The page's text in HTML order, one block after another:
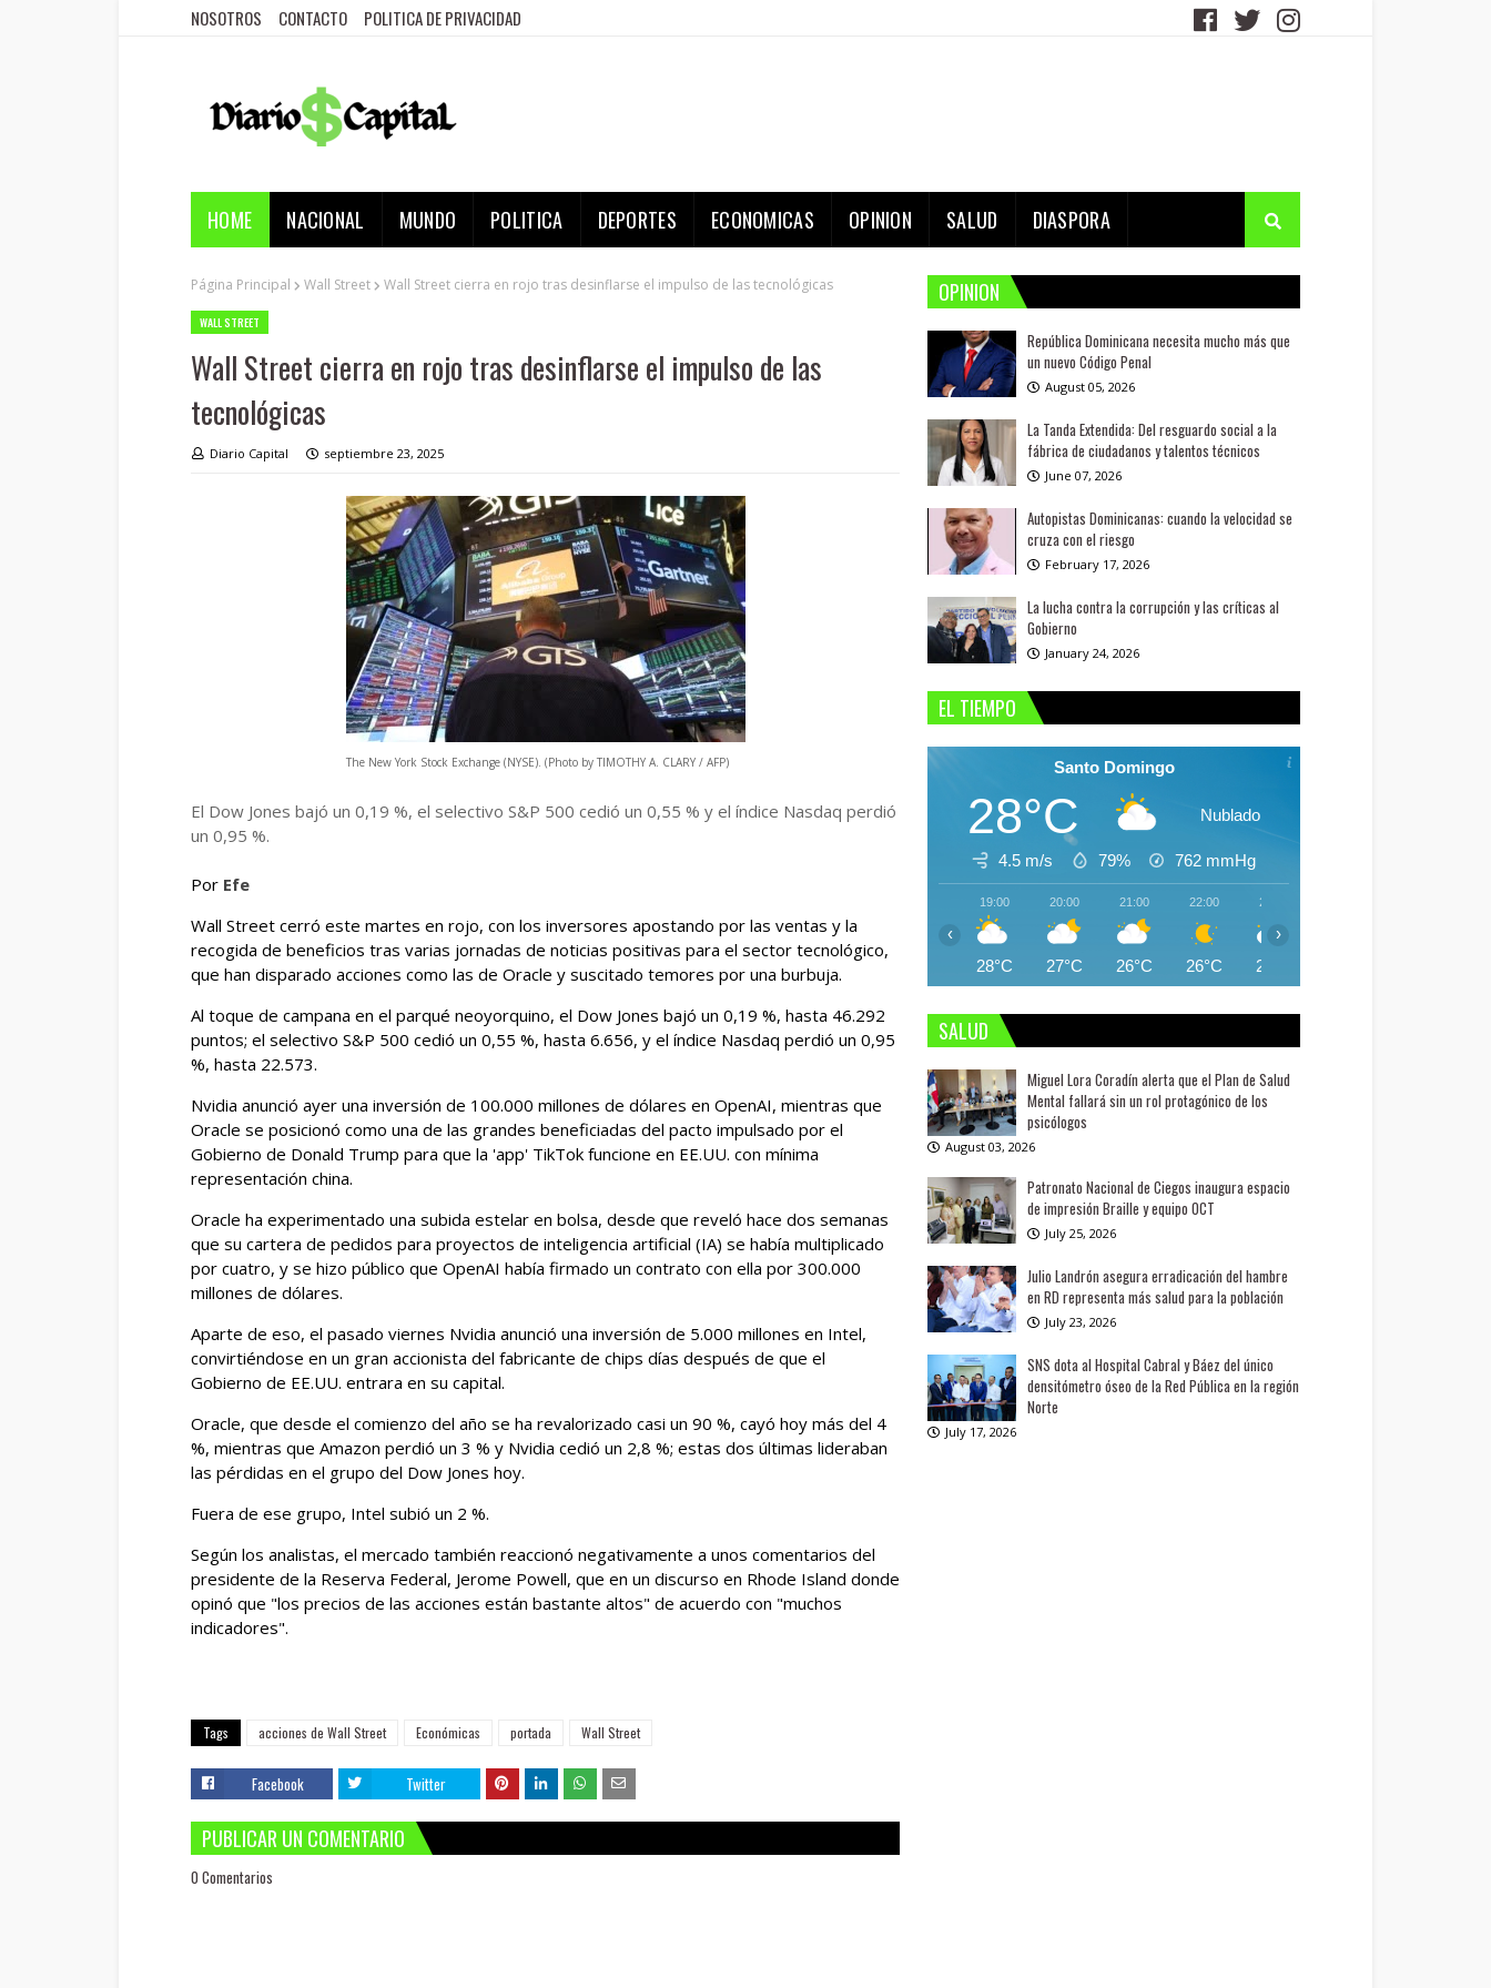
NOSOTROS CONTACTO POLITICA DE PRIVACIDAD
HOME NACIONAL MUNDO POLITICA DEPORTES ECONOMICAS OPINION SALUD DIASPORA
Página Principal Wall Street Wall Street cierra en rojo tras desinflarse el impulso de las tecnológicas
WALL STREET
Wall Street cierra en rojo tras desinflarse el impulso de las
tecnológicas
Diario Capital septiembre 23, 2025
The New York Stock Exchange (NYSE). (Photo by TIMOTHY A. CLARY / AFP)
El Dow Jones bajó un 0,19 %, el selectivo S&P 500 cedió un 0,55 % y el índice Nasdaq perdió
un 0,95 %.
Por Efe
Wall Street cerró este martes en rojo, con los inversores apostando por las ventas y la
recogida de beneficios tras varias jornadas de noticias positivas para el sector tecnológico,
que han disparado acciones como las de Oracle y suscitado temores por una burbuja.
Al toque de campana en el parqué neoyorquino, el Dow Jones bajó un 0,19 %, hasta 46.292
puntos; el selectivo S&P 500 cedió un 0,55 %, hasta 6.656, y el índice Nasdaq perdió un 0,95
%, hasta 22.573.
Nvidia anunció ayer una inversión de 100.000 millones de dólares en OpenAI, mientras que
Oracle se posicionó como una de las grandes beneficiadas del pacto impulsado por el
Gobierno de Donald Trump para que la 'app' TikTok funcione en EE.UU. con mínima
representación china.
Oracle ha experimentado una subida estelar en bolsa, desde que reveló hace dos semanas
que su cartera de pedidos para proyectos de inteligencia artificial (IA) se había multiplicado
por cuatro, y se hizo público que OpenAI había firmado un contrato con ella por 300.000
millones de dólares.
Aparte de eso, el pasado viernes Nvidia anunció una inversión de 5.000 millones en Intel,
convirtiéndose en un gran accionista del fabricante de chips días después de que el
Gobierno de EE.UU. entrara en su capital.
Oracle, que desde el comienzo del año se ha revalorizado casi un 90 %, cayó hoy más del 4
%, mientras que Amazon perdió un 3 % y Nvidia cedió un 2,8 %; estas dos últimas lideraban
las pérdidas en el grupo del Dow Jones hoy.
Fuera de ese grupo, Intel subió un 2 %.
Según los analistas, el mercado también reaccionó negativamente a unos comentarios del
presidente de la Reserva Federal, Jerome Powell, que en un discurso en Rhode Island donde
opinó que "los precios de las acciones están bastante altos" de acuerdo con "muchos
indicadores".
Tags acciones de Wall Street Económicas portada Wall Street
Facebook Twitter
PUBLICAR UN COMENTARIO
0 Comentarios
OPINION
República Dominicana necesita mucho más que
un nuevo Código Penal
August 05, 2026
La Tanda Extendida: Del resguardo social a la
fábrica de ciudadanos y talentos técnicos
June 07, 2026
Autopistas Dominicanas: cuando la velocidad se
cruza con el riesgo
February 17, 2026
La lucha contra la corrupción y las críticas al
Gobierno
January 24, 2026
EL TIEMPO
Santo Domingo
28°C Nublado
4.5 m/s 79% 762 mmHg
19:00
28°C
20:00
27°C
21:00
26°C
22:00
26°C
23:00
26°C
‹ ›
SALUD
Miguel Lora Coradín alerta que el Plan de Salud
Mental fallará sin un rol protagónico de los
psicólogos
August 03, 2026
Patronato Nacional de Ciegos inaugura espacio
de impresión Braille y equipo OCT
July 25, 2026
Julio Landrón asegura erradicación del hambre
en RD representa más salud para la población
July 23, 2026
SNS dota al Hospital Cabral y Báez del único
densitómetro óseo de la Red Pública en la región
Norte
July 17, 2026